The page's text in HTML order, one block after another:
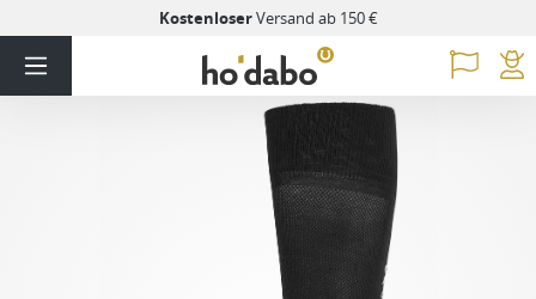
KostenloserVersand ab 150 €